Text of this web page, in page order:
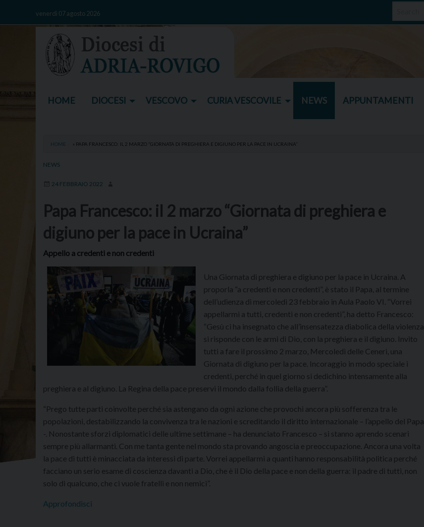
venerdì 07 agosto 2026
HOME DIOCESI VESCOVO CURIA VESCOVILE NEWS APPUNTAMENTI
HOME » PAPA FRANCESCO: IL 2 MARZO “GIORNATA DI PREGHIERA E DIGIUNO PER LA PACE IN UCRAINA”
NEWS
24 FEBBRAIO 2022
Papa Francesco: il 2 marzo “Giornata di preghiera e
digiuno per la pace in Ucraina”
Appello a credenti e non credenti
Una Giornata di preghiera e digiuno per la pace in Ucraina. A
proporla “a credenti e non credenti”, è stato il Papa, al termine
dell’udienza di mercoledì 23 febbraio in Aula Paolo VI. “Vorrei
appellarmi a tutti, credenti e non credenti”, ha detto Francesco:
“Gesù ci ha insegnato che all’insensatezza diabolica della violenza
si risponde con le armi di Dio, con la preghiera e il digiuno. Invito
tutti a fare il prossimo 2 marzo, Mercoledì delle Ceneri, una
Giornata di digiuno per la pace. Incoraggio in modo speciale i
credenti, perché in quel giorno si dedichino intensamente alla
preghiera e al digiuno. La Regina della pace preservi il mondo dalla follia della guerra”.
“Prego tutte parti coinvolte perché sia astengano da ogni azione che provochi ancora più sofferenza tra le
popolazioni, destabilizzando la convivenza tra le nazioni e screditando il diritto internazionale – l’appello del Papa
-. Nonostante sforzi diplomatici delle ultime settimane – ha denunciato Francesco – si stanno aprendo scenari
sempre più allarmanti. Con me tanta gente nel mondo sta provando angoscia e preoccupazione. Ancora una volta
la pace di tutti è minacciata da interessi di parte. Vorrei appellarmi a quanti hanno responsabilità politica perché
facciano un serio esame di coscienza davanti a Dio, che è il Dio della pace e non della guerra: il padre di tutti, non
solo di qualcuno, che ci vuole fratelli e non nemici”.
Approfondisci